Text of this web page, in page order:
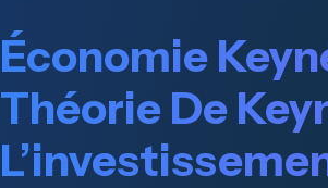
Économie
Théorie De